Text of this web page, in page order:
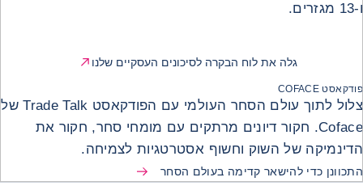
ו-13 מגזרים.
גלה את לוח הבקרה לסיכונים העסקיים שלנו
פודקאסט COFACE
צלול לתוך עולם הסחר העולמי עם הפודקאסט Trade Talk של
Coface. חקור דיונים מרתקים עם מומחי סחר, חקור את
הדינמיקה של השוק וחשוף אסטרטגיות לצמיחה.
התכוונן כדי להישאר קדימה בעולם הסחר